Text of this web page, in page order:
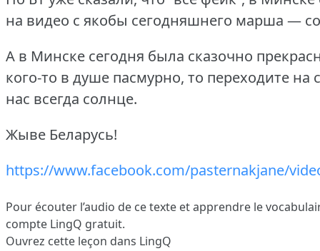
на видео с якобы сегодняшнего марша —
А в Минске сегодня была сказочно
кого-то в душе пасмурно, то переходите на
нас всегда солнце.
Жыве Беларусь!
https://www.facebook.com/pasternakjane/
Pour écouter l’audio de ce texte et apprendre le
compte LingQ gratuit.
Ouvrez cette leçon dans LingQ